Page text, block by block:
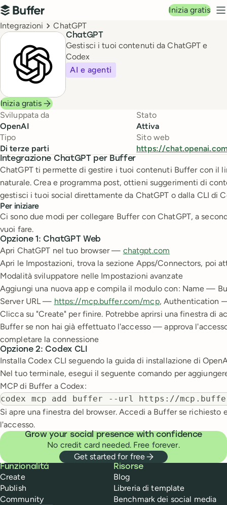
Navigazione principale
Buffer
Inizia gratis
Breadcrumbs
Integrazioni ChatGPT
ChatGPT
Gestisci i tuoi contenuti da ChatGPT e
Codex
AI e agenti
Inizia gratis
Sviluppata da
OpenAI
Stato
Attiva
Tipo
Di terze parti
Sito web
https://
Integrazione ChatGPT per Buffer
ChatGPT ti permette di gestire i tuoi contenuti Buffer con il
naturale. Crea e programma post, ottieni suggerimenti di
gestisci i tuoi social direttamente da ChatGPT o dalla CLI di
Per iniziare
Ci sono due modi per collegare Buffer con ChatGPT, a
vuoi fare.
Opzione 1: ChatGPT Web
Apri ChatGPT nel tuo browser — chatgpt.com
Apri le Impostazioni, trova la sezione Apps/Connectors, poi
Modalità sviluppatore nelle Impostazioni avanzate
Aggiungi una nuova app e compila il modulo con: Name —
Server URL — https://mcp.buffer.com/mcp, Authentication
Clicca su "Create" per finire. Potrebbe aprirsi una finestra di
Buffer se non hai già effettuato l'accesso — approva
completare la connessione
Opzione 2: Codex CLI
Installa Codex CLI seguendo la guida di installazione di
Nel tuo terminale, esegui il seguente comando per
MCP di Buffer a Codex:
codex mcp add buffer --url https://
Si apre una finestra del browser. Accedi a Buffer se richiesto
l'accesso.
Grow your social presence with confidence
No credit card needed. Free forever.
Get started for free
Buffer
Funzionalità
Create
Publish
Community
Risorse
Blog
Libreria di template
Benchmark dei social media